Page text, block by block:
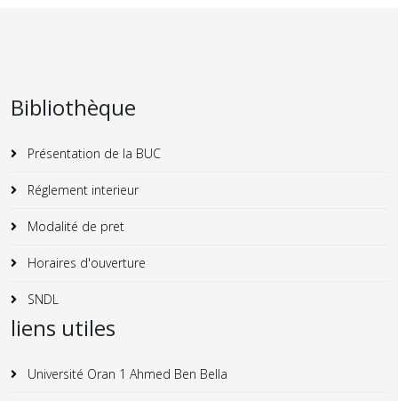
Bibliothèque
Présentation de la BUC
Réglement interieur
Modalité de pret
Horaires d'ouverture
SNDL
liens utiles
Université Oran 1 Ahmed Ben Bella